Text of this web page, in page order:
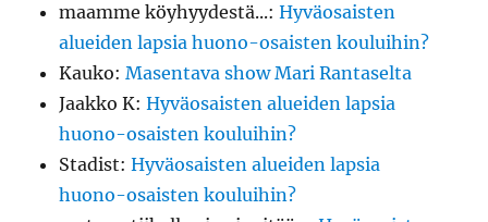
maamme köyhyydestä...:Hyväosaisten
alueiden lapsia huono-osaisten kouluihin?
Kauko:Masentava show Mari Rantaselta
Jaakko K:Hyväosaisten alueiden lapsia
huono-osaisten kouluihin?
Stadist:Hyväosaisten alueiden lapsia
huono-osaisten kouluihin?